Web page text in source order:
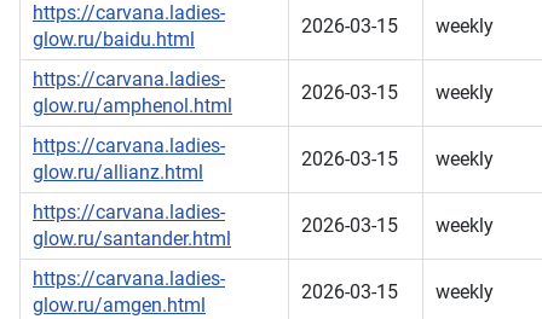
https://carvana.ladies-
glow.ru/baidu.html
2026-03-15 weekly
https://carvana.ladies-
glow.ru/amphenol.html
2026-03-15 weekly
https://carvana.ladies-
glow.ru/allianz.html
2026-03-15 weekly
https://carvana.ladies-
glow.ru/santander.html
2026-03-15 weekly
https://carvana.ladies-
glow.ru/amgen.html
2026-03-15 weekly